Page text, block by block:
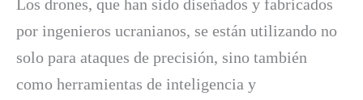
Los drones, que han sido diseñados y fabricados
por ingenieros ucranianos, se están utilizando no
solo para ataques de precisión, sino también
como herramientas de inteligencia y